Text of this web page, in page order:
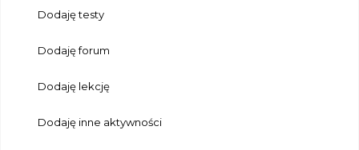
Dodaję testy
Dodaję forum
Dodaję lekcję
Dodaję inne aktywności